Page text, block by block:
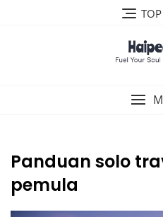
Panduan solo
pemula